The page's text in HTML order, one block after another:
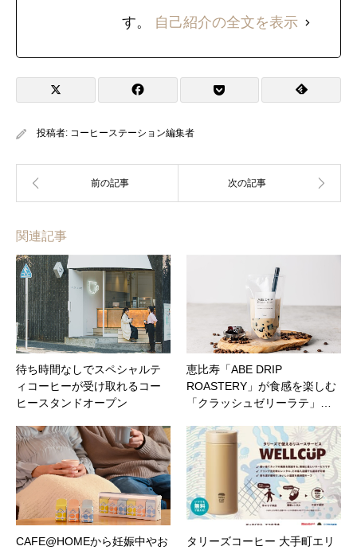
す。 自己紹介の全文を表示
投稿者: コーヒーステーション編集者
関連記事
待ち時間なしでスペシャルテ
ィコーヒーが受け取れるコー
ヒースタンドオープン
恵比寿「ABE DRIP
ROASTERY」が食感を楽しむ
「クラッシュゼリーラテ」…
CAFE@HOMEから妊娠中やお
タリーズコーヒー 大手町エリ